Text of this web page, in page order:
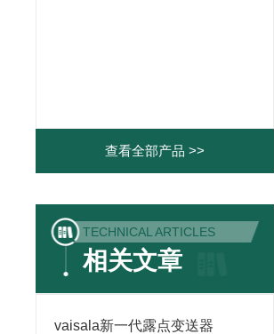
查看全部产品 >>
TECHNICAL ARTICLES
相关文章
vaisala新一代露点变送器